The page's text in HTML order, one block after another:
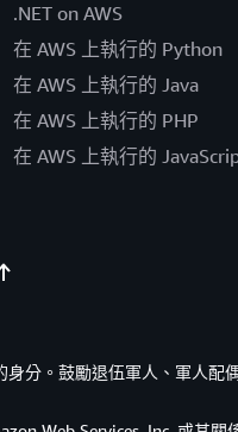
.NET on AWS
在 AWS 上執行的 Python
在 AWS 上執行的 Java
在 AWS 上執行的 PHP
在 AWS 上執行的
分。鼓勵退伍軍人、軍人配